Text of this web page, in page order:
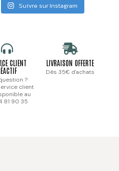
Suivre sur Instagram
CLIENT
?
client
au
81 90 35
LIVRAISON OFFERTE
Dès 35€ d'achats